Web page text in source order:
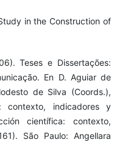
in the Construction of
Teses e Dissertações:
En D. Aguiar de
de Silva (Coords.),
contexto, indicadores y
científica: contexto,
São Paulo: Angellara